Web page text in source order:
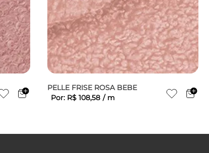
PELLE FRISE ROSA BEBE
Por: R$ 108,58 / m